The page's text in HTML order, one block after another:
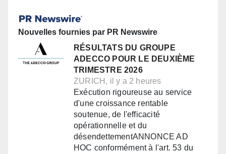
Nouvelles fournies par PR Newswire
RÉSULTATS DU GROUPE
ADECCO POUR LE DEUXIÈME
TRIMESTRE 2026
ZURICH, il y a 2 heures
Exécution rigoureuse au service
d'une croissance rentable
soutenue, de l'efficacité
opérationnelle et du
désendettementANNONCE AD
HOC conformément à l'art. 53 du